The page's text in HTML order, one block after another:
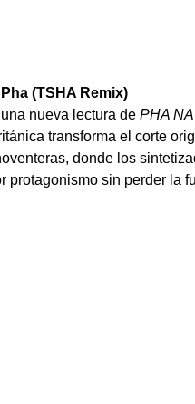
(TSHA Remix)
nueva lectura de PHA
transforma el corte
donde los
protagonismo sin perder la